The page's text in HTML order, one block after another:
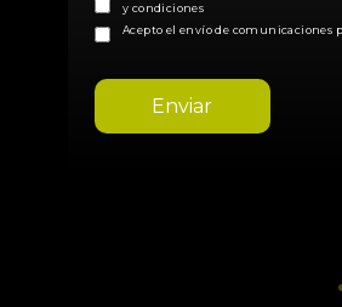
y condiciones
Acepto el envío de comunicaciones
Enviar